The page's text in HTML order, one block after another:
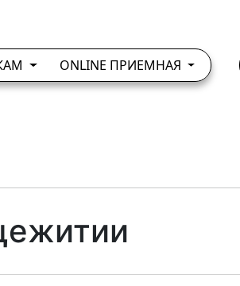
ONLINE ПРИЕМНАЯ